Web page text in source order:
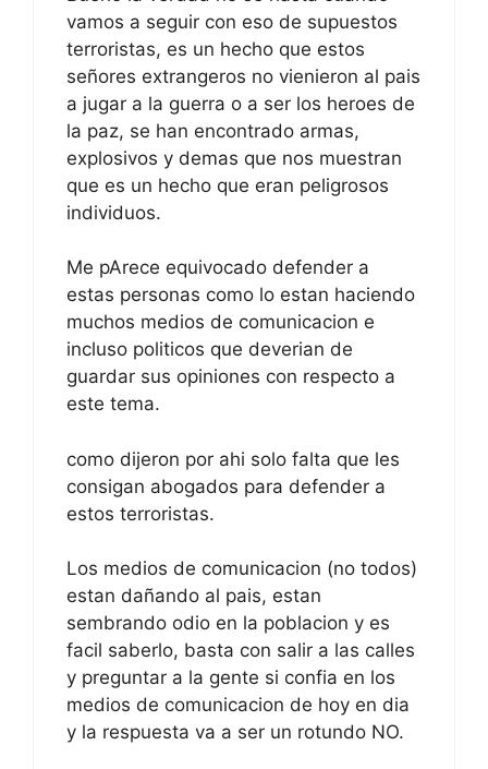
vamos a seguir con eso de supuestos
terroristas, es un hecho que estos
señores extrangeros no vienieron al pais
a jugar a la guerra o a ser los heroes de
la paz, se han encontrado armas,
explosivos y demas que nos muestran
que es un hecho que eran peligrosos
individuos.
Me pArece equivocado defender a
estas personas como lo estan haciendo
muchos medios de comunicacion e
incluso politicos que deverian de
guardar sus opiniones con respecto a
este tema.
como dijeron por ahi solo falta que les
consigan abogados para defender a
estos terroristas.
Los medios de comunicacion (no todos)
estan dañando al pais, estan
sembrando odio en la poblacion y es
facil saberlo, basta con salir a las calles
y preguntar a la gente si confia en los
medios de comunicacion de hoy en dia
y la respuesta va a ser un rotundo NO.